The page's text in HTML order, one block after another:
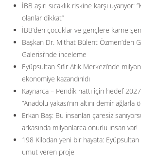
İBB aşırı sıcaklık riskine karşı uyarıyor:
olanlar dikkat”
İBB’den çocuklar ve gençlere karne
Başkan Dr. Mithat Bülent Özmen’den
Galerisi’nde inceleme
Eyüpsultan Sıfır Atık Merkezi’nde
ekonomiye kazandırıldı
Kaynarca – Pendik hattı için hedef 2027
”Anadolu yakası’nın altını demir ağlarla
Erkan Baş: Bu insanları çaresiz
arkasında milyonlarca onurlu insan var!
198 Kilodan yeni bir hayata: Eyüpsultan
umut veren proje